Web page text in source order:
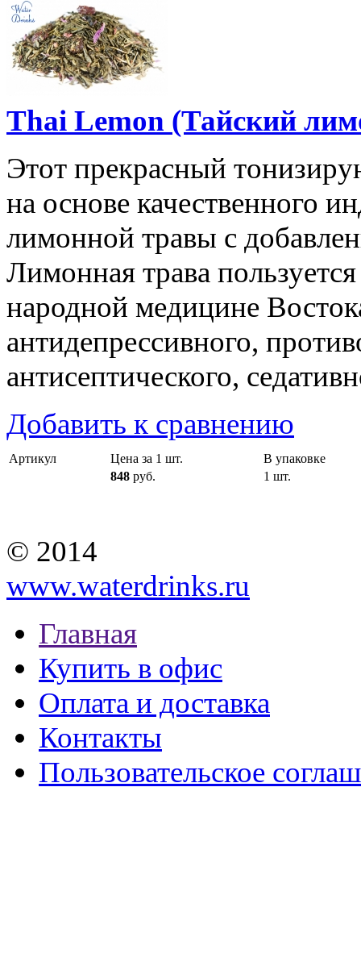
Thai Lemon (Тайский
Этот прекрасный
на основе качественного
лимонной травы с
Лимонная трава
народной медицине
антидепрессивного,
антисептического,
Добавить к сравнению
Артикул Цена за 1 шт.
В упаковке
848 руб. 1 шт.
© 2014
www.waterdrinks.ru
Главная
Купить в офис
Оплата и доставка
Контакты
Пользовательское